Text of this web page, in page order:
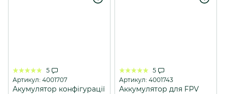
5
Артикул: 4001707
Акумулятор конфігурації
5
Артикул: 4001743
Аккумулятор для FPV